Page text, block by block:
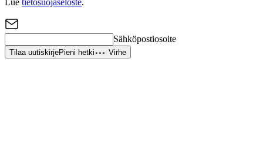
Sähköpostiosoite
Tilaa uutiskirjePieni hetki Virhe